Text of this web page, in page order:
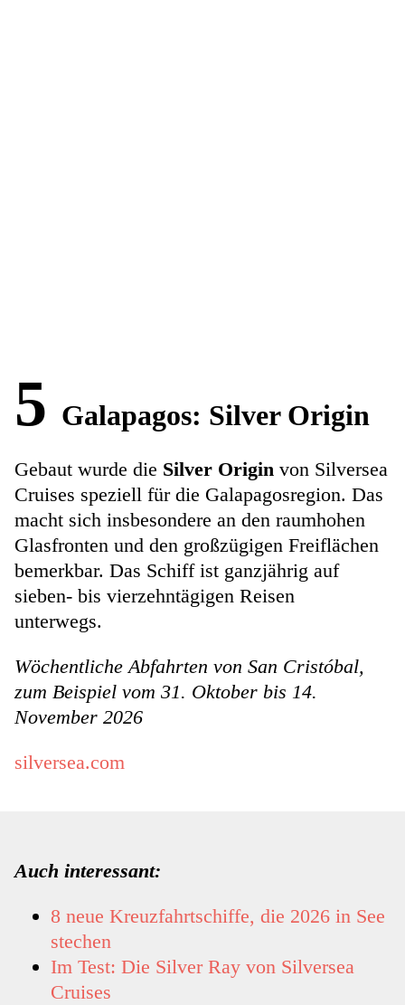
5 Galapagos: Silver Origin
Gebaut wurde die Silver Origin von Silversea
Cruises speziell für die Galapagosregion. Das
macht sich insbesondere an den raumhohen
Glasfronten und den großzügigen Freiflächen
bemerkbar. Das Schiff ist ganzjährig auf
sieben- bis vierzehntägigen Reisen
unterwegs.
Wöchentliche Abfahrten von San Cristóbal,
zum Beispiel vom 31. Oktober bis 14.
November 2026
silversea.com
Auch interessant:
8 neue Kreuzfahrtschiffe, die 2026 in See
stechen
Im Test: Die Silver Ray von Silversea
Cruises